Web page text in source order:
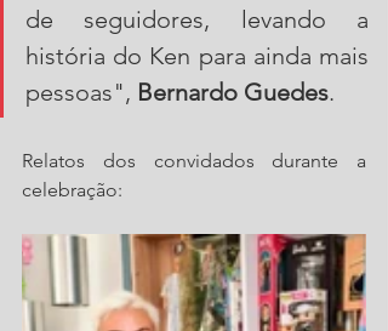
de seguidores, levando a
história do Ken para ainda mais
pessoas", Bernardo Guedes.
Relatos dos convidados durante a
celebração: